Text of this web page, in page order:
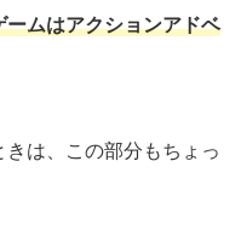
ムはアクションアドベ
は、この部分もちょっ